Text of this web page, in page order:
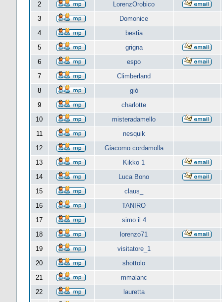
2
LorenzOrobico
3
Domonice
4
bestia
5
grigna
6
espo
7
Climberland
8
giò
9
charlotte
10
misteradamello
11
nesquik
12
Giacomo cordamolla
13
Kikko 1
14
Luca Bono
15
claus_
16
TANIRO
17
simo il 4
18
lorenzo71
19
visitatore_1
20
shottolo
21
mmalanc
22
lauretta